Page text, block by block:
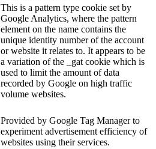
This is a pattern type cookie set by
Google Analytics, where the pattern
element on the name contains the
unique identity number of the account
or website it relates to. It appears to be
a variation of the _gat cookie which is
used to limit the amount of data
recorded by Google on high traffic
volume websites.
Provided by Google Tag Manager to
experiment advertisement efficiency of
websites using their services.